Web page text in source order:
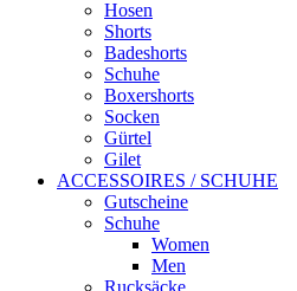
Hosen
Shorts
Badeshorts
Schuhe
Boxershorts
Socken
Gürtel
Gilet
ACCESSOIRES / SCHUHE
Gutscheine
Schuhe
Women
Men
Rucksäcke